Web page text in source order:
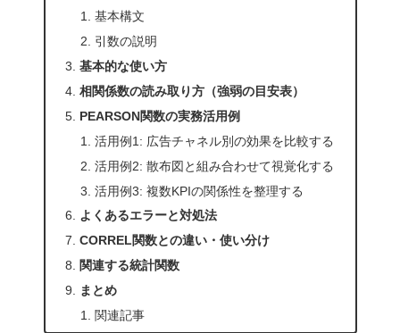
基本構文
引数の説明
基本的な使い方
相関係数の読み取り方（強弱の目安表）
PEARSON関数の実務活用例
活用例1: 広告チャネル別の効果を比較する
活用例2: 散布図と組み合わせて視覚化する
活用例3: 複数KPIの関係性を整理する
よくあるエラーと対処法
CORREL関数との違い・使い分け
関連する統計関数
まとめ
関連記事